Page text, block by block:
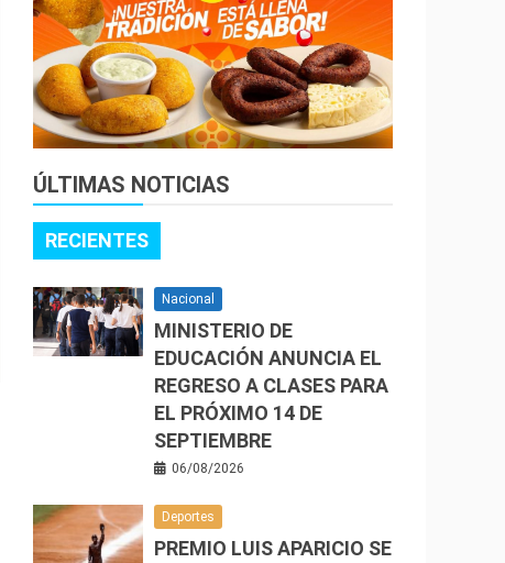
ÚLTIMAS NOTICIAS
RECIENTES
Nacional
MINISTERIO DE
EDUCACIÓN ANUNCIA EL
REGRESO A CLASES PARA
EL PRÓXIMO 14 DE
SEPTIEMBRE
06/08/2026
Deportes
PREMIO LUIS APARICIO SE